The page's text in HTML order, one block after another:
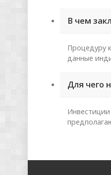
В чем
Процедуру
данные
Для чего